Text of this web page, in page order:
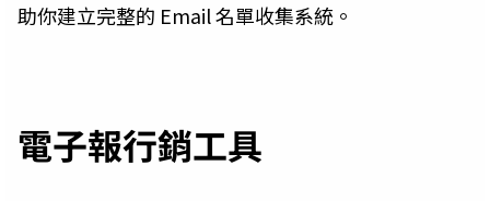
助你建立完整的 Email 名單收集系統。
電子報行銷工具